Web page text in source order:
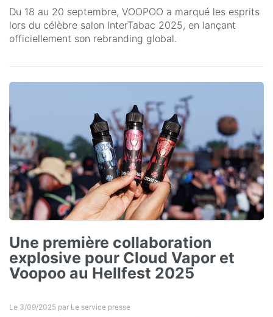
Du 18 au 20 septembre, VOOPOO a marqué les esprits
lors du célèbre salon InterTabac 2025, en lançant
officiellement son rebranding global.
Une première collaboration
explosive pour Cloud Vapor et
Voopoo au Hellfest 2025
Le 3/09/2025 par Le service presse